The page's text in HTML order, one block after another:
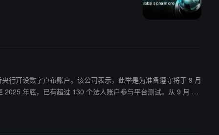
行开设数字卢布账户。该公司表示，此举是为准备遵守将于 9 月
年底，已有超过 130 个法人账户参与平台测试。从 9 月 1